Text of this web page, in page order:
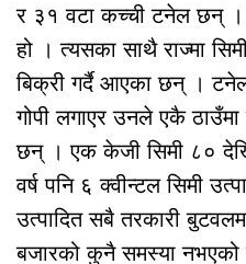
र ३१ वटा कच्ची टनेल छन् ।
हो । त्यसका साथै राज्मा
बिक्री गर्दै आएका छन् ।
गोपी लगाएर उनले एकै ठाउँमा
छन् । एक केजी सिमी ८०
वर्ष पनि ६ क्वीन्टल सिमी
उत्पादित सबै तरकारी
बजारको कुनै समस्या